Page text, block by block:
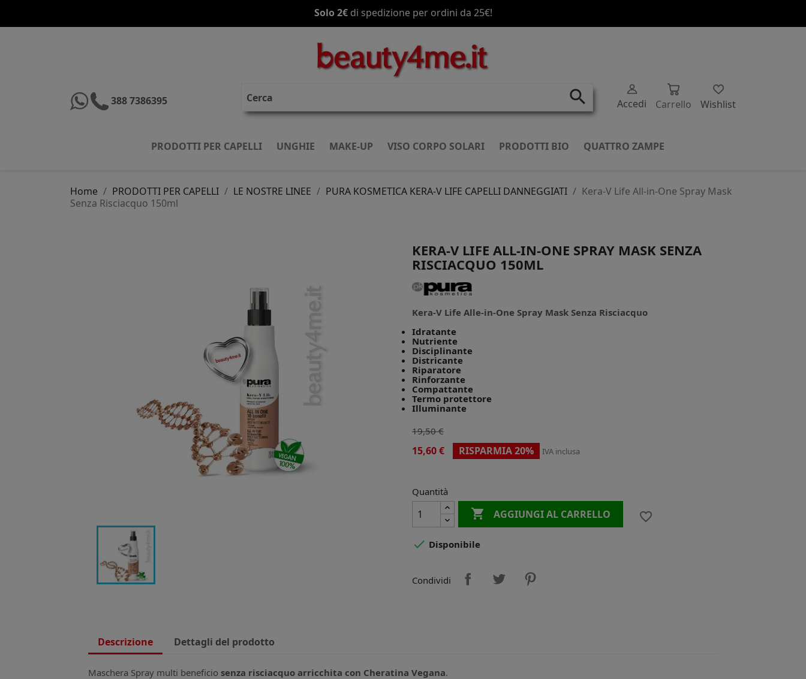
Spedizione gratisa partire da 70€!
388 7386395 search Accedi Carrello Wishlist
PRODOTTI PER CAPELLI UNGHIE MAKE-UP VISO CORPO SOLARI PRODOTTI BIO QUATTRO ZAMPE
Home PRODOTTI PER CAPELLI LE NOSTRE LINEE PURA KOSMETICA KERA-V LIFE CAPELLI DANNEGGIATI
Kera-V Life All-in-One Spray Mask
Senza Risciacquo 150ml
KERA-V LIFE ALL-IN-ONE SPRAY MASK SENZA
RISCIACQUO 150ML
Kera-V Life Alle-in-One Spray Mask Senza Risciacquo
Idratante
Nutriente
Disciplinante
Districante
Riparatore
Rinforzante
Compattante
Termo protettore
Illuminante
19,50 €
15,60 € RISPARMIA 20% IVA inclusa
Quantità
 AGGIUNGI AL CARRELLO
favorite_border
 Disponibile
Condividi
Descrizione Dettagli del prodotto
Maschera Spray multi beneficio senza risciacquo arricchita con Cheratina Vegana.